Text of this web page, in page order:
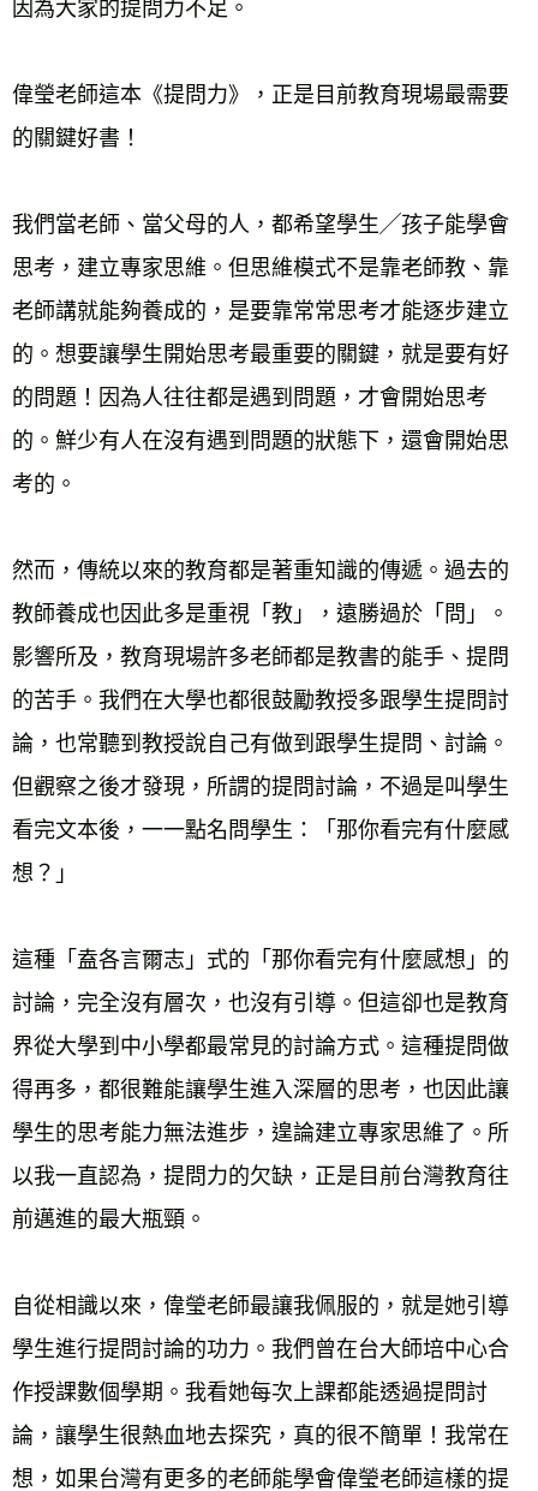
因為大家的提問力不足。
偉瑩老師這本《提問力》，正是目前教育現場最需要
的關鍵好書！
我們當老師、當父母的人，都希望學生╱孩子能學會
思考，建立專家思維。但思維模式不是靠老師教、靠
老師講就能夠養成的，是要靠常常思考才能逐步建立
的。想要讓學生開始思考最重要的關鍵，就是要有好
的問題！因為人往往都是遇到問題，才會開始思考
的。鮮少有人在沒有遇到問題的狀態下，還會開始思
考的。
然而，傳統以來的教育都是著重知識的傳遞。過去的
教師養成也因此多是重視「教」，遠勝過於「問」。
影響所及，教育現場許多老師都是教書的能手、提問
的苦手。我們在大學也都很鼓勵教授多跟學生提問討
論，也常聽到教授說自己有做到跟學生提問、討論。
但觀察之後才發現，所謂的提問討論，不過是叫學生
看完文本後，一一點名問學生：「那你看完有什麼感
想？」
這種「盍各言爾志」式的「那你看完有什麼感想」的
討論，完全沒有層次，也沒有引導。但這卻也是教育
界從大學到中小學都最常見的討論方式。這種提問做
得再多，都很難能讓學生進入深層的思考，也因此讓
學生的思考能力無法進步，遑論建立專家思維了。所
以我一直認為，提問力的欠缺，正是目前台灣教育往
前邁進的最大瓶頸。
自從相識以來，偉瑩老師最讓我佩服的，就是她引導
學生進行提問討論的功力。我們曾在台大師培中心合
作授課數個學期。我看她每次上課都能透過提問討
論，讓學生很熱血地去探究，真的很不簡單！我常在
想，如果台灣有更多的老師能學會偉瑩老師這樣的提